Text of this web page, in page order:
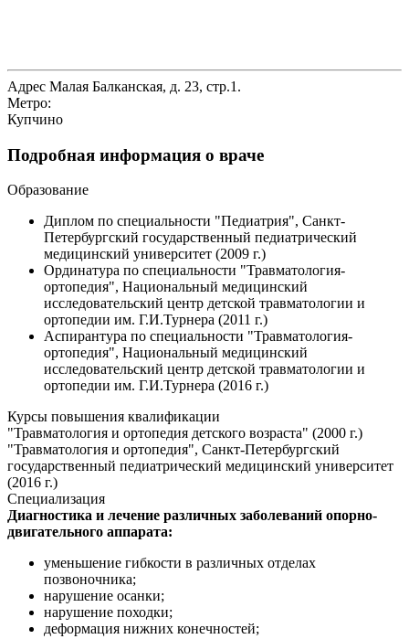
Адрес Малая Балканская, д. 23, стр.1.
Метро:
Купчино
Подробная информация о враче
Образование
Диплом по специальности "Педиатрия", Санкт-
Петербургский государственный педиатрический
медицинский университет (2009 г.)
Ординатура по специальности "Травматология-
ортопедия", Национальный медицинский
исследовательский центр детской травматологии и
ортопедии им. Г.И.Турнера (2011 г.)
Аспирантура по специальности "Травматология-
ортопедия", Национальный медицинский
исследовательский центр детской травматологии и
ортопедии им. Г.И.Турнера (2016 г.)
Курсы повышения квалификации
"Травматология и ортопедия детского возраста" (2000 г.)
"Травматология и ортопедия", Санкт-Петербургский
государственный педиатрический медицинский университет
(2016 г.)
Специализация
Диагностика и лечение различных заболеваний опорно-
двигательного аппарата:
уменьшение гибкости в различных отделах
позвоночника;
нарушение осанки;
нарушение походки;
деформация нижних конечностей;